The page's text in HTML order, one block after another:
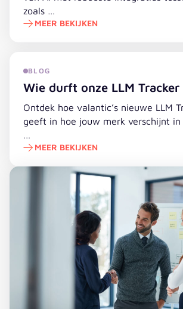
zoals …
MEER BEKIJKEN
BLOG
Wie durft onze LLM Tracker
Ontdek hoe valantic’s nieuwe LLM
geeft in hoe jouw merk verschijnt in
MEER BEKIJKEN
Wie durft onze LLM Tracker te